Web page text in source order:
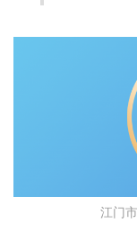
江门